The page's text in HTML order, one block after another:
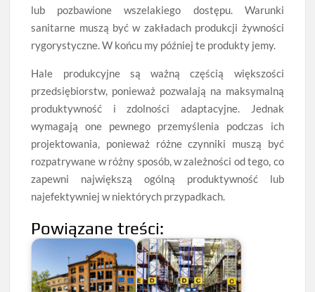
lub pozbawione wszelakiego dostępu. Warunki
sanitarne muszą być w zakładach produkcji żywności
rygorystyczne. W końcu my później te produkty jemy.
Hale produkcyjne są ważną częścią większości
przedsiębiorstw, ponieważ pozwalają na maksymalną
produktywność i zdolności adaptacyjne. Jednak
wymagają one pewnego przemyślenia podczas ich
projektowania, ponieważ różne czynniki muszą być
rozpatrywane w różny sposób, w zależności od tego, co
zapewni największą ogólną produktywność lub
najefektywniej w niektórych przypadkach.
Powiązane treści: